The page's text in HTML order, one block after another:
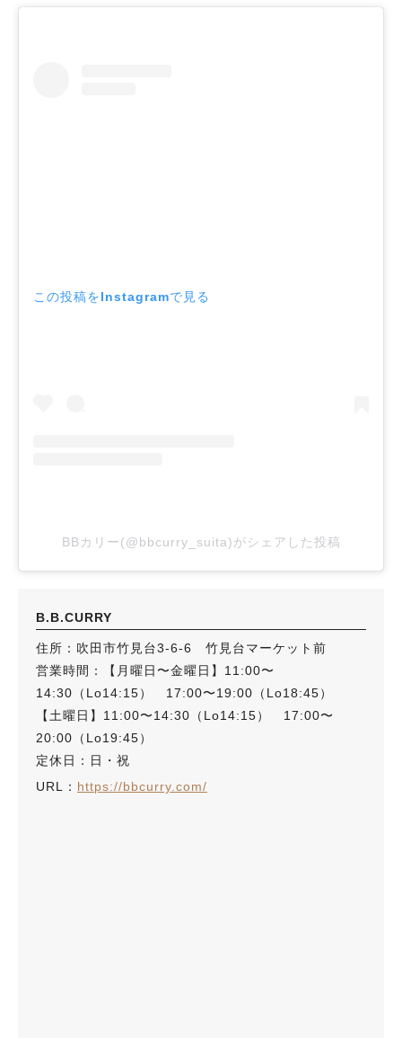
この投稿をInstagramで見る
BBカリー(@bbcurry_suita)がシェアした投稿
B.B.CURRY
住所：吹田市竹見台3-6-6 竹見台マーケット前
営業時間：【月曜日〜金曜日】11:00〜
14:30（Lo14:15） 17:00〜19:00（Lo18:45）
【土曜日】11:00〜14:30（Lo14:15） 17:00〜
20:00（Lo19:45）
定休日：日・祝
URL： https://bbcurry.com/